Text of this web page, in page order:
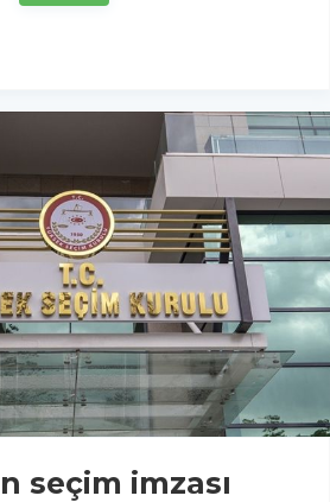
seçim imzası